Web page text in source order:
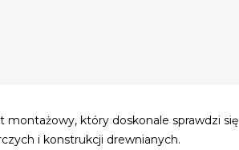
który doskonale sprawdzi się
i konstrukcji drewnianych.